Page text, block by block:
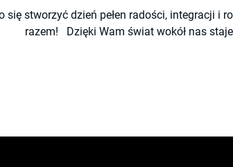
się stworzyć dzień pełen radości, integracji i
razem!
Dzięki Wam świat wokół nas